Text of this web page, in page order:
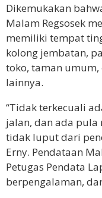
Dikemukakan
Malam Regsosek
memiliki tempat
kolong jembatan,
toko, taman
lainnya.
“Tidak terkecuali
jalan, dan ada pula
tidak luput dari
Erny. Pendataan
Petugas Pendata
berpengalaman,